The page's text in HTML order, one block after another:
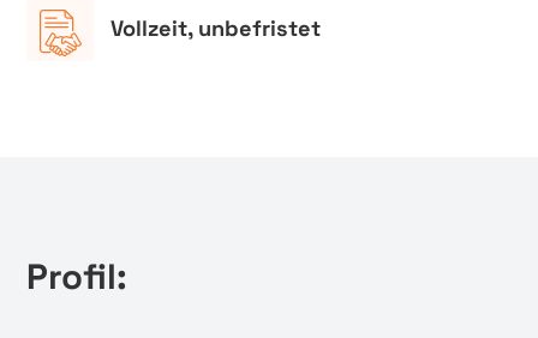
Vollzeit, unbefristet
Profil: